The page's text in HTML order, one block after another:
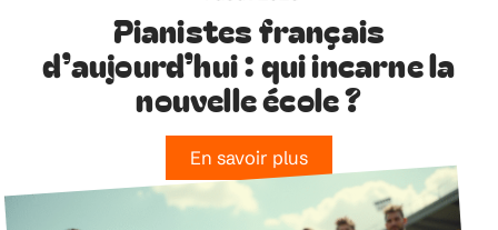
Pianistes français
d’aujourd’hui : qui incarne la
nouvelle école ?
En savoir plus